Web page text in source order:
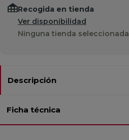
Recogida en tienda
Ver disponibilidad
Ninguna tienda seleccionada
Descripción
Ficha técnica